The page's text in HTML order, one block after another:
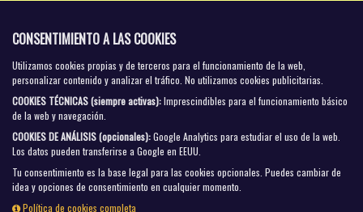
Navarra - España
CORREO ELECTRÓNICO
aluviondecascante@gmail.com
SÍGUENOS
ACCESO A GESDEP.NET
CONSENTIMIENTO A LAS COOKIES
Utilizamos cookies propias y de terceros para el funcionamiento de la web,
personalizar contenido y analizar el tráfico. No utilizamos cookies publicitarias.
COOKIES TÉCNICAS (siempre activas):Imprescindibles para el funcionamiento básico
de la web y navegación.
COOKIES DE ANÁLISIS (opcionales):Google Analytics para estudiar el uso de la web.
Los datos pueden transferirse a Google en EEUU.
Tu consentimiento es la base legal para las cookies opcionales. Puedes cambiar de
idea y opciones de consentimiento en cualquier momento.
Política de cookies completa